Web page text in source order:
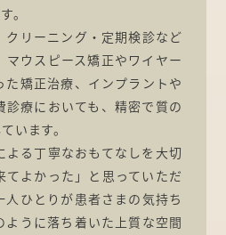
。
クリーニング・定期検診など
マウスピース矯正やワイヤー
矯正治療、インプラントや
診療においても、精密で質の
います。
よる丁寧なおもてなしを大切
てよかった」と思っていただ
ひとりが患者さまの気持ち
ように落ち着いた上質な空間